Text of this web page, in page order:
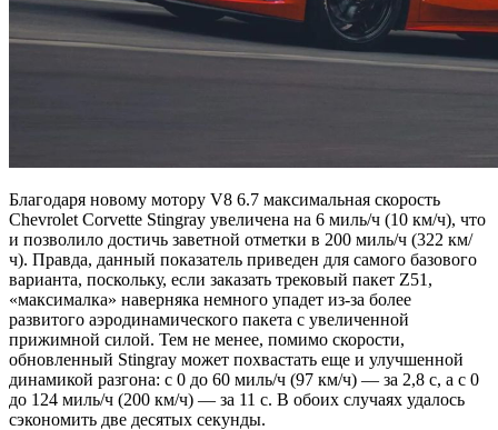
Благодаря новому мотору V8 6.7 максимальная скорость
Chevrolet Corvette Stingray увеличена на 6 миль/ч (10 км/ч), что
и позволило достичь заветной отметки в 200 миль/ч (322 км/
ч). Правда, данный показатель приведен для самого базового
варианта, поскольку, если заказать трековый пакет Z51,
«максималка» наверняка немного упадет из-за более
развитого аэродинамического пакета с увеличенной
прижимной силой. Тем не менее, помимо скорости,
обновленный Stingray может похвастать еще и улучшенной
динамикой разгона: с 0 до 60 миль/ч (97 км/ч) — за 2,8 с, а с 0
до 124 миль/ч (200 км/ч) — за 11 с. В обоих случаях удалось
сэкономить две десятых секунды.